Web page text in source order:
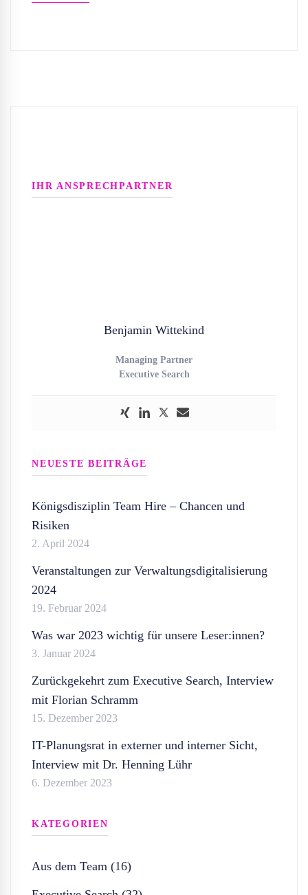
IHR ANSPRECHPARTNER
Benjamin Wittekind
Managing Partner
Executive Search
NEUESTE BEITRÄGE
Königsdisziplin Team Hire – Chancen und
Risiken
2. April 2024
Veranstaltungen zur Verwaltungsdigitalisierung
2024
19. Februar 2024
Was war 2023 wichtig für unsere Leser:innen?
3. Januar 2024
Zurückgekehrt zum Executive Search, Interview
mit Florian Schramm
15. Dezember 2023
IT-Planungsrat in externer und interner Sicht,
Interview mit Dr. Henning Lühr
6. Dezember 2023
KATEGORIEN
Aus dem Team (16)